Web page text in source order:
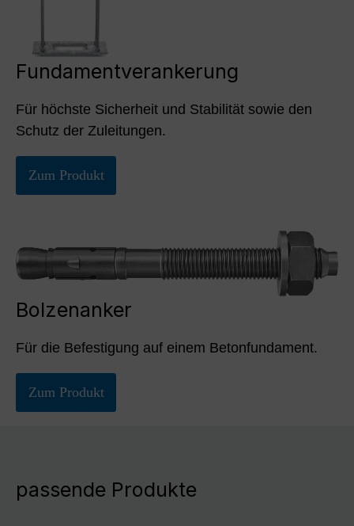
Fundamentverankerung
Für höchste Sicherheit und Stabilität sowie den
Schutz der Zuleitungen.
Zum Produkt
Bolzenanker
Für die Befestigung auf einem Betonfundament.
Zum Produkt
passende Produkte